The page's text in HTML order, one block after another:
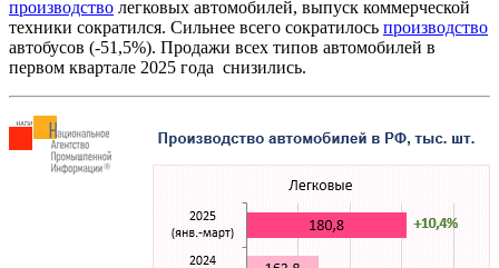
производство легковых автомобилей, выпуск коммерческой
техники сократился. Сильнее всего сократилось производство
автобусов (-51,5%). Продажи всех типов автомобилей в
первом квартале 2025 года снизились.